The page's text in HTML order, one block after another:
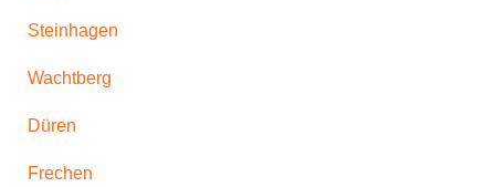
Steinhagen
Wachtberg
Düren
Frechen